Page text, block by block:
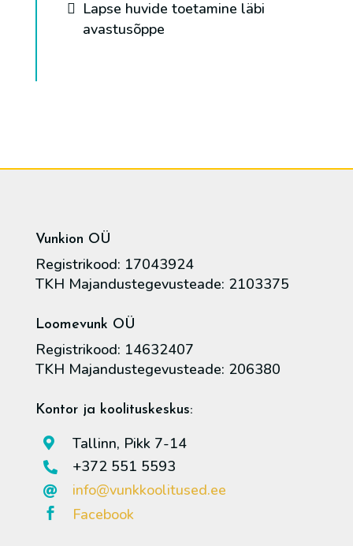
Lapse huvide toetamine läbi
avastusõppe
Vunkion OÜ
Registrikood: 17043924
TKH Majandustegevusteade: 2103375
Loomevunk OÜ
Registrikood: 14632407
TKH Majandustegevusteade: 206380
Kontor ja koolituskeskus:
 Tallinn, Pikk 7-14
 +372 551 5593
 info@vunkkoolitused.ee
 Facebook